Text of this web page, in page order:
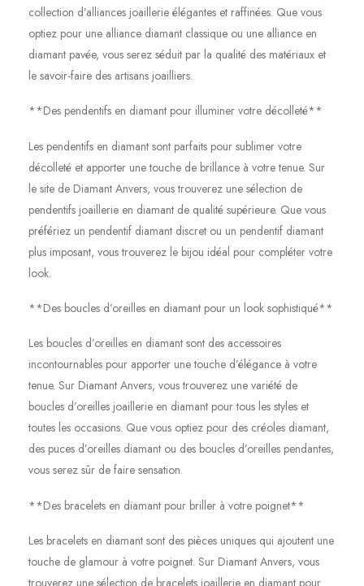
collection d’alliances joaillerie élégantes et raffinées. Que vous
optiez pour une alliance diamant classique ou une alliance en
diamant pavée, vous serez séduit par la qualité des matériaux et
le savoir-faire des artisans joailliers.
**Des pendentifs en diamant pour illuminer votre décolleté**
Les pendentifs en diamant sont parfaits pour sublimer votre
décolleté et apporter une touche de brillance à votre tenue. Sur
le site de Diamant Anvers, vous trouverez une sélection de
pendentifs joaillerie en diamant de qualité supérieure. Que vous
préfériez un pendentif diamant discret ou un pendentif diamant
plus imposant, vous trouverez le bijou idéal pour compléter votre
look.
**Des boucles d’oreilles en diamant pour un look sophistiqué**
Les boucles d’oreilles en diamant sont des accessoires
incontournables pour apporter une touche d’élégance à votre
tenue. Sur Diamant Anvers, vous trouverez une variété de
boucles d’oreilles joaillerie en diamant pour tous les styles et
toutes les occasions. Que vous optiez pour des créoles diamant,
des puces d’oreilles diamant ou des boucles d’oreilles pendantes,
vous serez sûr de faire sensation.
**Des bracelets en diamant pour briller à votre poignet**
Les bracelets en diamant sont des pièces uniques qui ajoutent une
touche de glamour à votre poignet. Sur Diamant Anvers, vous
trouverez une sélection de bracelets joaillerie en diamant pour